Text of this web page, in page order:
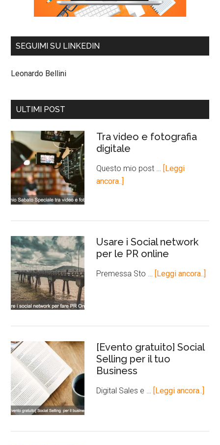
SEGUIMI SU LINKEDIN
Leonardo Bellini
ULTIMI POST
Tra video e fotografia
digitale
Questo mio post … [Leggi
ancora..]
Usare i Social network
per le PR online
Premessa Sto … [Leggi ancora..]
[Evento gratuito] Social
Selling per il tuo
Business
Digital Sales e … [Leggi ancora..]